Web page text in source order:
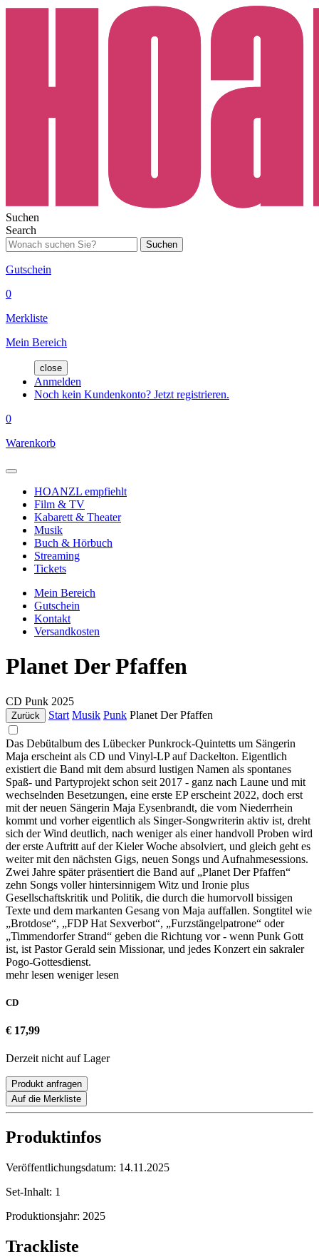
Suchen
Search
Suchen
Gutschein
0
Merkliste
Mein Bereich
close
Anmelden
Noch kein Kundenkonto? Jetzt registrieren.
0
Warenkorb
HOANZL empfiehlt
Film & TV
Kabarett & Theater
Musik
Buch & Hörbuch
Streaming
Tickets
Mein Bereich
Gutschein
Kontakt
Versandkosten
Planet Der Pfaffen
CD Punk 2025
Zurück Start Musik Punk Planet Der Pfaffen
Das Debütalbum des Lübecker Punkrock-Quintetts um Sängerin
Maja erscheint als CD und Vinyl-LP auf Dackelton. Eigentlich
existiert die Band mit dem absurd lustigen Namen als spontanes
Spaß- und Partyprojekt schon seit 2017 - ganz nach Laune und mit
wechselnden Besetzungen, eine erste EP erscheint 2022, doch erst
mit der neuen Sängerin Maja Eysenbrandt, die vom Niederrhein
kommt und vorher eigentlich als Singer-Songwriterin aktiv ist, dreht
sich der Wind deutlich, nach weniger als einer handvoll Proben wird
der erste Auftritt auf der Kieler Woche absolviert, und gleich geht es
weiter mit den nächsten Gigs, neuen Songs und Aufnahmesessions.
Zwei Jahre später präsentiert die Band auf „Planet Der Pfaffen“
zehn Songs voller hintersinnigem Witz und Ironie plus
Gesellschaftskritik und Politik, die durch die humorvoll bissigen
Texte und dem markanten Gesang von Maja auffallen. Songtitel wie
„Brotdose“, „FDP Hat Sexverbot“, „Furzstängelpatrone“ oder
„Timmendorfer Strand“ geben die Richtung vor - wenn Punk Gott
ist, ist Pastor Gerald sein Missionar, und jedes Konzert ein sakraler
Pogo-Gottesdienst.
mehr lesen weniger lesen
CD
€ 17,99
Derzeit nicht auf Lager
Produkt anfragen
Auf die Merkliste
Produktinfos
Veröffentlichungsdatum: 14.11.2025
Set-Inhalt: 1
Produktionsjahr: 2025
Trackliste